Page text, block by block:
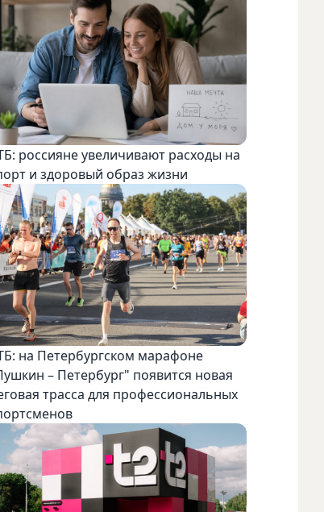
россияне увеличивают расходы на
и здоровый образ жизни
на Петербургском марафоне
– Петербург" появится новая
трасса для профессиональных